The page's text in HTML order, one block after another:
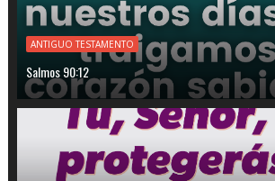
ANTIGUO TESTAMENTO
Salmos 90:12